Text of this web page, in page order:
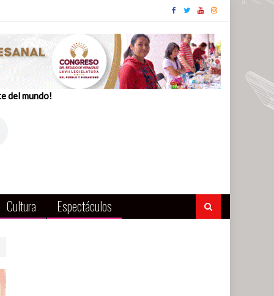
del mundo!
Cultura Espectáculos